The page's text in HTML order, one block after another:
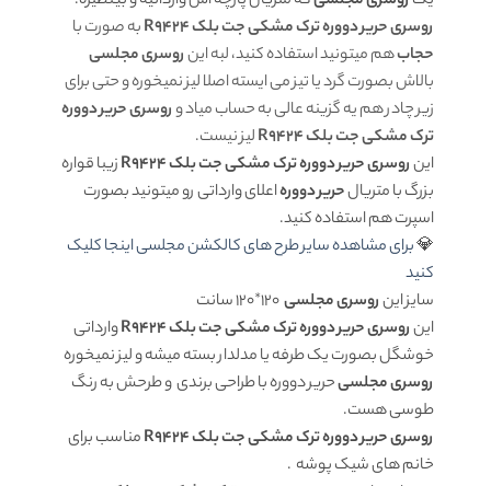
روسری حریر دووره ترک مشکی جت بلک R9424
به صورت با
حجابهم میتونید استفاده کنید، لبه اینروسری مجلسی
بالاش بصورت گرد یا تیز می ایسته اصلا لیز نمیخوره و حتی برای
زیر چادر هم یه گزینه عالی به حساب میاد وروسری حریر دووره
ترک مشکی جت بلک R9424
لیز نیست.
اینروسری حریر دووره ترک مشکی جت بلک R9424
زیبا قواره
بزرگ با متریالحریر دوورهاعلای وارداتی رو میتونید بصورت
اسپرت هم استفاده کنید.
💎برای مشاهده سایر طرح های کالکشن مجلسی اینجا کلیک
کنید
سایز اینروسری مجلسی120*120 سانت
اینروسری حریر دووره ترک مشکی جت بلک R9424
وارداتی
خوشگل بصورت یک طرفه یا مدلدار بسته میشه و لیز نمیخوره
روسری مجلسیحریر دووره با طراحی برندی و طرحش به رنگ
طوسی هست.
روسری حریر دووره ترک مشکی جت بلک R9424
مناسب برای
خانم های شیک پوشه .